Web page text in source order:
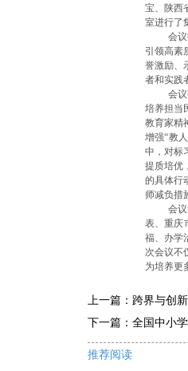
宝、陕西
室进行了
会
引领高素
誉激励、
者和实践
会
培养担当
教育家精
增强“教
中，对标
提质培优
的具体行
师减负措
会
表、重庆
福、办学
次会议不
为培养更
上一篇： 跨界与创
下一篇： 全国中小
推荐阅读